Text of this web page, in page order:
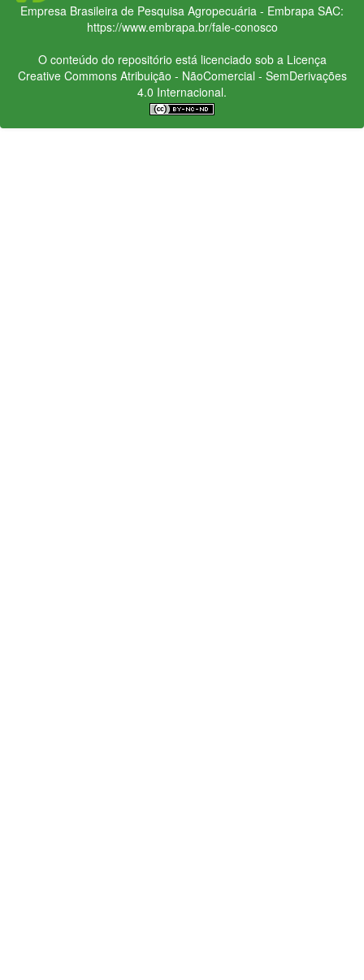
Empresa Brasileira de Pesquisa Agropecuária - Embrapa SAC:
https://www.embrapa.br/fale-conosco
O conteúdo do repositório está licenciado sob a Licença
Creative CommonsAtribuição - NãoComercial - SemDerivações
4.0 Internacional.